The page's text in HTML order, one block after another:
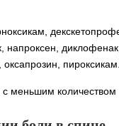
пироксикам.
меньшим количеством